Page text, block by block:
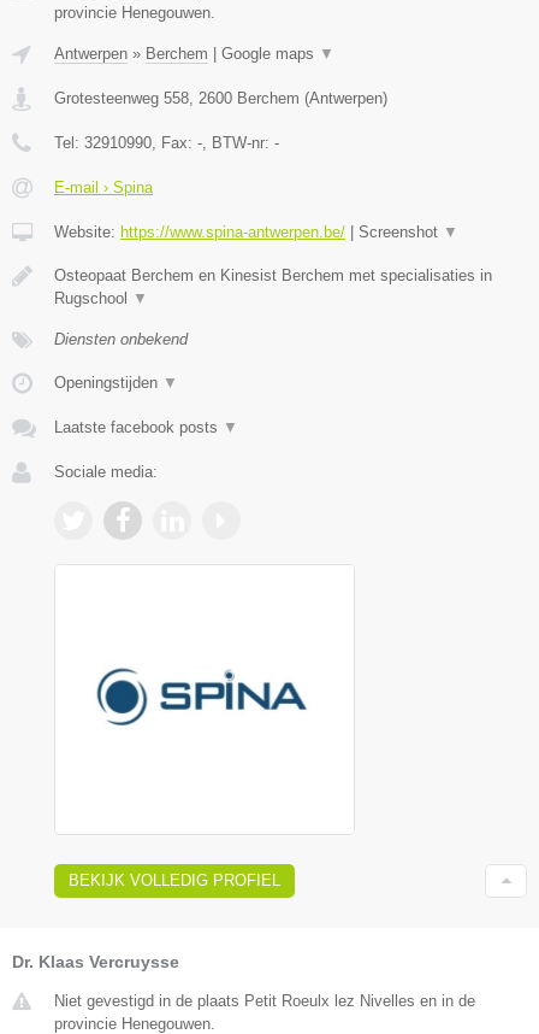
provincie Henegouwen.
Antwerpen » Berchem Google maps ▼
Grotesteenweg 558 2600 Berchem (Antwerpen)
Tel: 32910990 , Fax: - , BTW-nr: -
E-mail › Spina
Website: https://www.spina-antwerpen.be/ Screenshot ▼
Osteopaat Berchem en Kinesist Berchem met specialisaties in
Rugschool
▼
Diensten onbekend
Openingstijden ▼
Laatste facebook posts ▼
Sociale media:
BEKIJK VOLLEDIG PROFIEL
Dr. Klaas Vercruysse
Niet gevestigd in de plaats Petit Roeulx lez Nivelles en in de
provincie Henegouwen.